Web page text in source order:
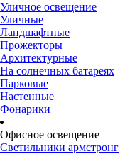
Уличное освещение
Уличные
Ландшафтные
Прожекторы
Архитектурные
На солнечных батареях
Парковые
Настенные
Фонарики
Офисное освещение
Светильники армстронг